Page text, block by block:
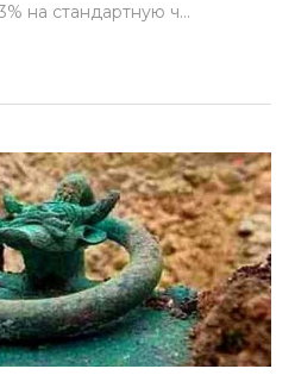
на стандартную ч...